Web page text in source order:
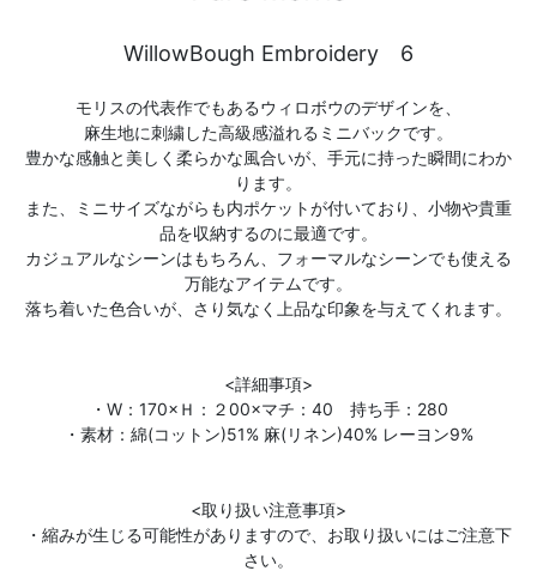
WillowBough Embroidery 6
モリスの代表作でもあるウィロボウのデザインを、
麻生地に刺繍した高級感溢れるミニバックです。
豊かな感触と美しく柔らかな風合いが、手元に持った瞬間にわか
ります。
また、ミニサイズながらも内ポケットが付いており、小物や貴重
品を収納するのに最適です。
カジュアルなシーンはもちろん、フォーマルなシーンでも使える
万能なアイテムです。
落ち着いた色合いが、さり気なく上品な印象を与えてくれます。
<詳細事項>
・W：170×Ｈ：２00×マチ：40 持ち手：280
・素材：綿(コットン)51% 麻(リネン)40% レーヨン9%
<取り扱い注意事項>
・縮みが生じる可能性がありますので、お取り扱いにはご注意下
さい。